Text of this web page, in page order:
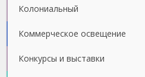
Колониальный
Коммерческое освещение
Конкурсы и выставки